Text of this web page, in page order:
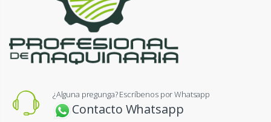
¿Alguna pregunga? Escríbenos por Whatsapp
Contacto Whatsapp